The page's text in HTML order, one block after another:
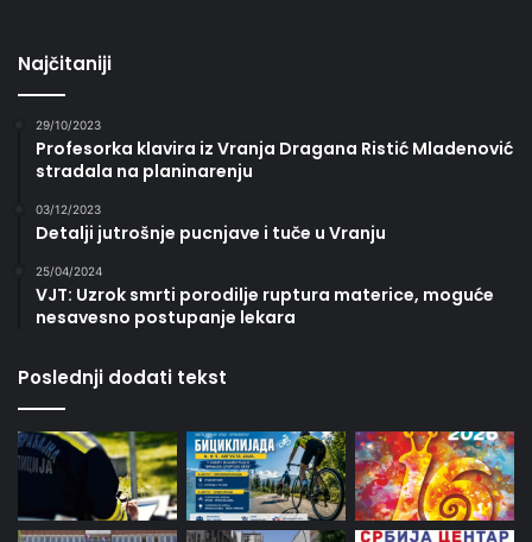
Najčitaniji
29/10/2023
Profesorka klavira iz Vranja Dragana Ristić Mladenović
stradala na planinarenju
03/12/2023
Detalji jutrošnje pucnjave i tuče u Vranju
25/04/2024
VJT: Uzrok smrti porodilje ruptura materice, moguće
nesavesno postupanje lekara
Poslednji dodati tekst